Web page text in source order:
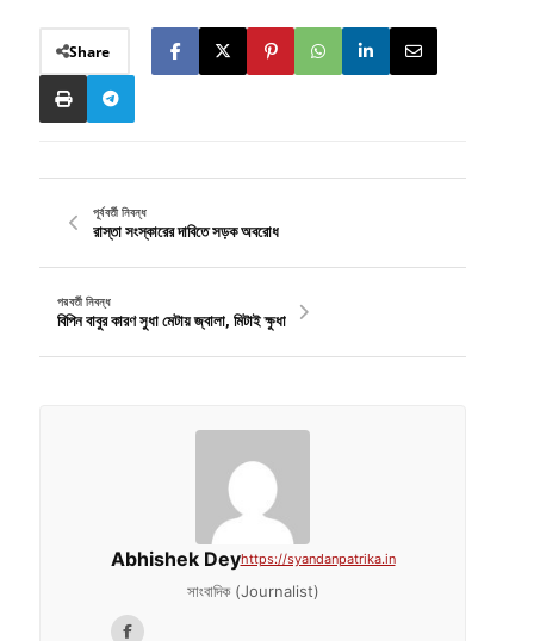
Share
পূর্ববর্তী নিবন্ধ
রাস্তা সংস্কারের দাবিতে সড়ক অবরোধ
পরবর্তী নিবন্ধ
বিপিন বাবুর কারণ সুধা মেটায় জ্বালা, মিটাই ক্ষুধা
Abhishek Deyhttps://syandanpatrika.in
সাংবাদিক (Journalist)